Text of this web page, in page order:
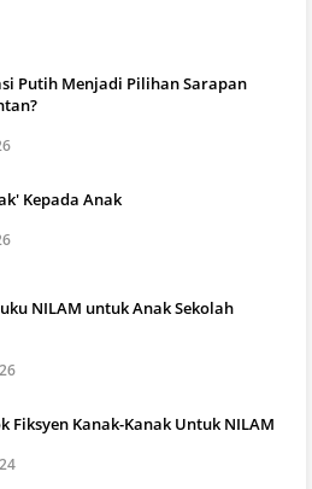
Putih Menjadi Pilihan Sarapan
Kepada Anak
NILAM untuk Anak Sekolah
Fiksyen Kanak-Kanak Untuk NILAM